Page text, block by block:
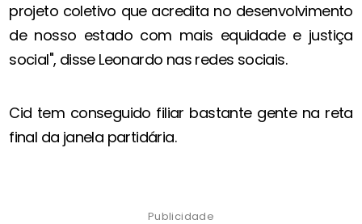
projeto coletivo que acredita no desenvolvimento
de nosso estado com mais equidade e justiça
social", disse Leonardo nas redes sociais.
Cid tem conseguido filiar bastante gente na reta
final da janela partidária.
Publicidade